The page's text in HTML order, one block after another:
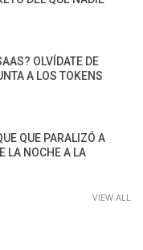
OLVÍDATE DE
A LOS TOKENS
QUE PARALIZÓ A
LA NOCHE A LA
VIEW ALL